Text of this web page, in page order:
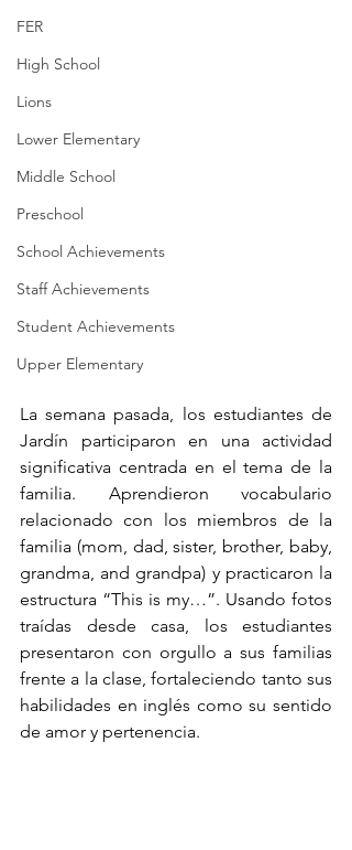
FER
High School
Lions
Lower Elementary
Middle School
Preschool
School Achievements
Staff Achievements
Student Achievements
Upper Elementary
La semana pasada, los estudiantes de
Jardín participaron en una actividad
significativa centrada en el tema de la
familia. Aprendieron vocabulario
relacionado con los miembros de la
familia (mom, dad, sister, brother, baby,
grandma, and grandpa) y practicaron la
estructura “This is my…”. Usando fotos
traídas desde casa, los estudiantes
presentaron con orgullo a sus familias
frente a la clase, fortaleciendo tanto sus
habilidades en inglés como su sentido
de amor y pertenencia.